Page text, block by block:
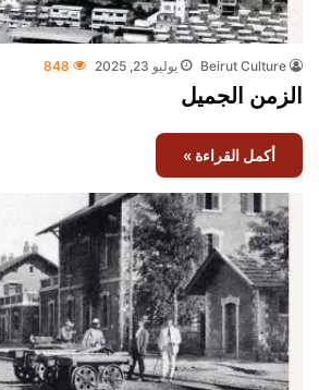
Beirut Culture يوليو 23, 2025 848
الزمن الجميل
أكمل القراءة »